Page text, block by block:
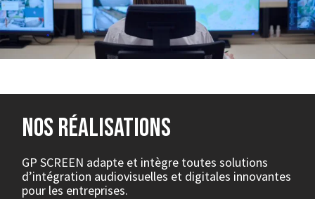
nos réalisations
GP SCREEN adapte et intègre toutes solutions
d’intégration audiovisuelles et digitales innovantes
pour les entreprises.